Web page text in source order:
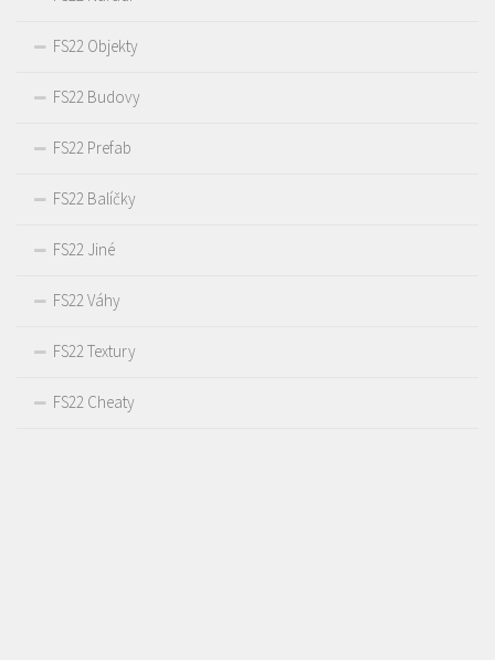
FS22 Objekty
FS22 Budovy
FS22 Prefab
FS22 Balíčky
FS22 Jiné
FS22 Váhy
FS22 Textury
FS22 Cheaty